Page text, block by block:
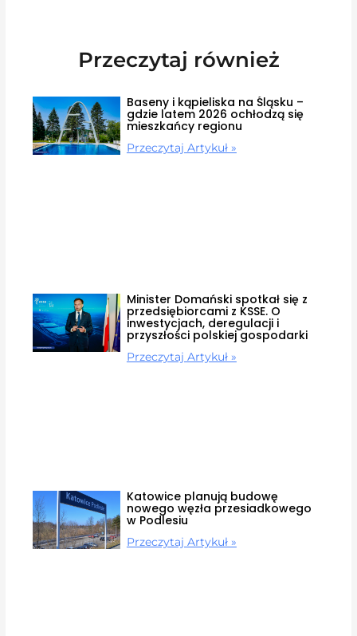
Przeczytaj również
Baseny i kąpieliska na Śląsku –
gdzie latem 2026 ochłodzą się
mieszkańcy regionu
Przeczytaj Artykuł »
Minister Domański spotkał się z
przedsiębiorcami z KSSE. O
inwestycjach, deregulacji i
przyszłości polskiej gospodarki
Przeczytaj Artykuł »
Katowice planują budowę
nowego węzła przesiadkowego
w Podlesiu
Przeczytaj Artykuł »